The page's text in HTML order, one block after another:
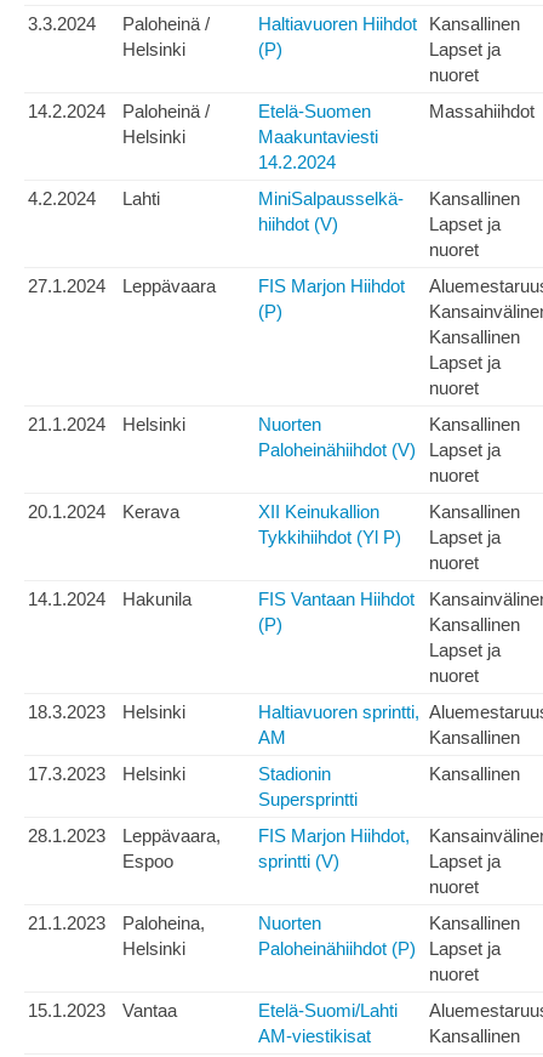
3.3.2024
Paloheinä /
Helsinki
Haltiavuoren Hiihdot
(P)
Kansallinen
Lapset ja
nuoret
14.2.2024
Paloheinä /
Helsinki
Etelä-Suomen
Maakuntaviesti
14.2.2024
Massahiihdot
4.2.2024 Lahti
MiniSalpausselkä-
hiihdot (V)
Kansallinen
Lapset ja
nuoret
27.1.2024
Leppävaara
FIS Marjon Hiihdot
(P)
Kansallinen
Lapset ja
nuoret
21.1.2024
Helsinki
Nuorten
Paloheinähiihdot (V)
Kansallinen
Lapset ja
nuoret
20.1.2024
Kerava
XII Keinukallion
Tykkihiihdot (Yl P)
Kansallinen
Lapset ja
nuoret
14.1.2024
Hakunila
FIS Vantaan Hiihdot
(P)
Kansallinen
Lapset ja
nuoret
18.3.2023
Helsinki
Haltiavuoren sprintti,
AM
Kansallinen
17.3.2023
Helsinki
Stadionin
Supersprintti
Kansallinen
28.1.2023
Leppävaara,
Espoo
FIS Marjon Hiihdot,
sprintti (V)
Lapset ja
nuoret
21.1.2023
Paloheina,
Helsinki
Nuorten
Paloheinähiihdot (P)
Kansallinen
Lapset ja
nuoret
15.1.2023
Vantaa
Etelä-Suomi/Lahti
AM-viestikisat
Kansallinen